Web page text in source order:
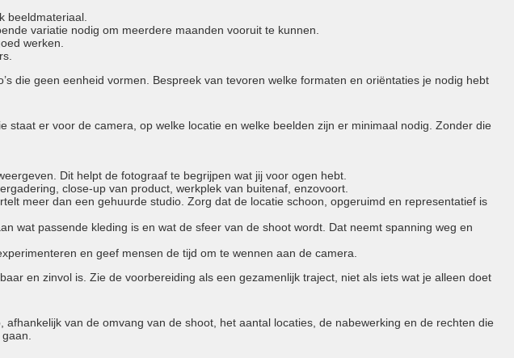
beeldmateriaal.
variatie nodig om meerdere maanden vooruit te kunnen.
werken.
die geen eenheid vormen. Bespreek van tevoren welke formaten en oriëntaties je nodig hebt
er voor de camera, op welke locatie en welke beelden zijn er minimaal nodig. Zonder die
Dit helpt de fotograaf te begrijpen wat jij voor ogen hebt.
close-up van product, werkplek van buitenaf, enzovoort.
meer dan een gehuurde studio. Zorg dat de locatie schoon, opgeruimd en representatief is
wat passende kleding is en wat de sfeer van de shoot wordt. Dat neemt spanning weg en
en geef mensen de tijd om te wennen aan de camera.
en zinvol is. Zie de voorbereiding als een gezamenlijk traject, niet als iets wat je alleen doet
van de omvang van de shoot, het aantal locaties, de nabewerking en de rechten die